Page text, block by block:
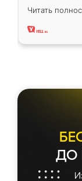
вполне
два года,
Читать
ДО